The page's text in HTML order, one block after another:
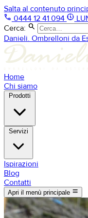
Salta al contenuto
phone 0444 12 41 094 nest_clock_farsight_analog
Cerca: search
Danieli. Ombrelloni da
Home
Chi siamo
Prodotti
Servizi
Ispirazioni
Blog
Contatti
Apri il menù principale menu